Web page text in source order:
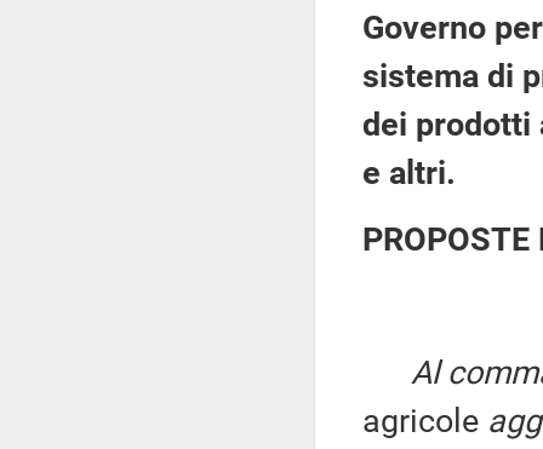
Governo
sistema di
dei prodotti
e altri.
Al
agricole